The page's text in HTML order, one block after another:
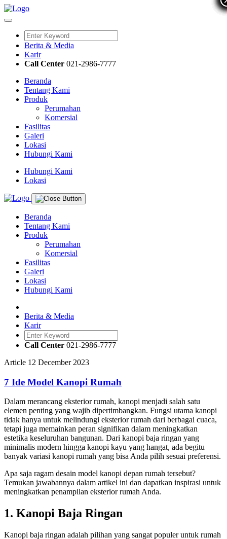
Berita & Media
Karir
Call Center 021-2986-7777
Beranda
Tentang Kami
Produk
Perumahan
Komersial
Fasilitas
Galeri
Lokasi
Hubungi Kami
Hubungi Kami
Lokasi
Beranda
Tentang Kami
Produk
Perumahan
Komersial
Fasilitas
Galeri
Lokasi
Hubungi Kami
Berita & Media
Karir
Call Center 021-2986-7777
Article 12 December 2023
7 Ide Model Kanopi Rumah
Dalam merancang eksterior rumah, kanopi menjadi salah satu
elemen penting yang wajib dipertimbangkan. Fungsi utama kanopi
tidak hanya untuk melindungi eksterior rumah dari berbagai cuaca,
tetapi juga memainkan peran signifikan dalam meningkatkan
estetika keseluruhan bangunan. Dari kanopi baja ringan yang
minimalis modern hingga kanopi kayu yang hangat, ada begitu
banyak variasi kanopi rumah yang bisa Anda pilih sesuai preferensi.
Apa saja ragam desain model kanopi depan rumah tersebut?
Temukan jawabannya dalam artikel ini dan dapatkan inspirasi untuk
meningkatkan penampilan eksterior rumah Anda.
1. Kanopi Baja Ringan
Kanopi baja ringan adalah pilihan yang sangat populer untuk rumah